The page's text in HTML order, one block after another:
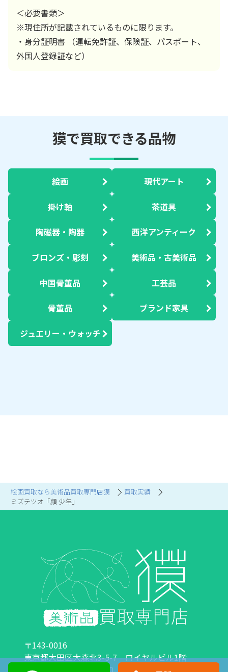
絵画買取なら美術品買取専門店獏
買取実績
ミズテツオ「顔 少年」
＜必要書類＞
※現住所が記載されているものに限ります。
・身分証明書 （運転免許証、保険証、パスポート、
外国人登録証など）
獏で買取できる品物
絵画 現代アート
掛け軸 茶道具
陶磁器・陶器 西洋アンティーク
ブロンズ・彫刻 美術品・古美術品
中国骨董品 工芸品
骨董品 ブランド家具
ジュエリー・ウォッチ
〒143-0016
東京都大田区大森北3-5-7 ロイヤルビル1階
営業時間：10:00～18:00 定休日：日曜日・祝日